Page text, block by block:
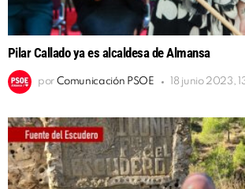
Pilar Callado ya es alcaldesa de Almansa
por Comunicación PSOE 18 junio 2023,